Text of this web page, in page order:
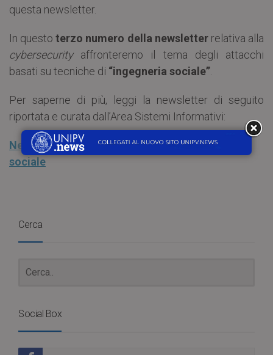
questa newsletter.
In questo terzo numero della newsletterrelativa alla
cybersecurityaffronteremo il tema degli attacchi
basati su tecniche di “ingegneria sociale”
Per saperne di più, leggi la newsletter di seguito
riportata e curata dall’Area Sistemi Informativi:
Newsletter ASI novembre 2022 – Ingegneria
sociale
Cerca
Social Box